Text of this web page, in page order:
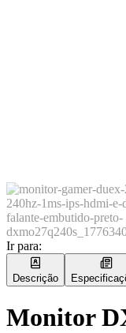
Ir para:
Descrição
Monitor